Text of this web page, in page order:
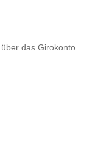
das Girokonto